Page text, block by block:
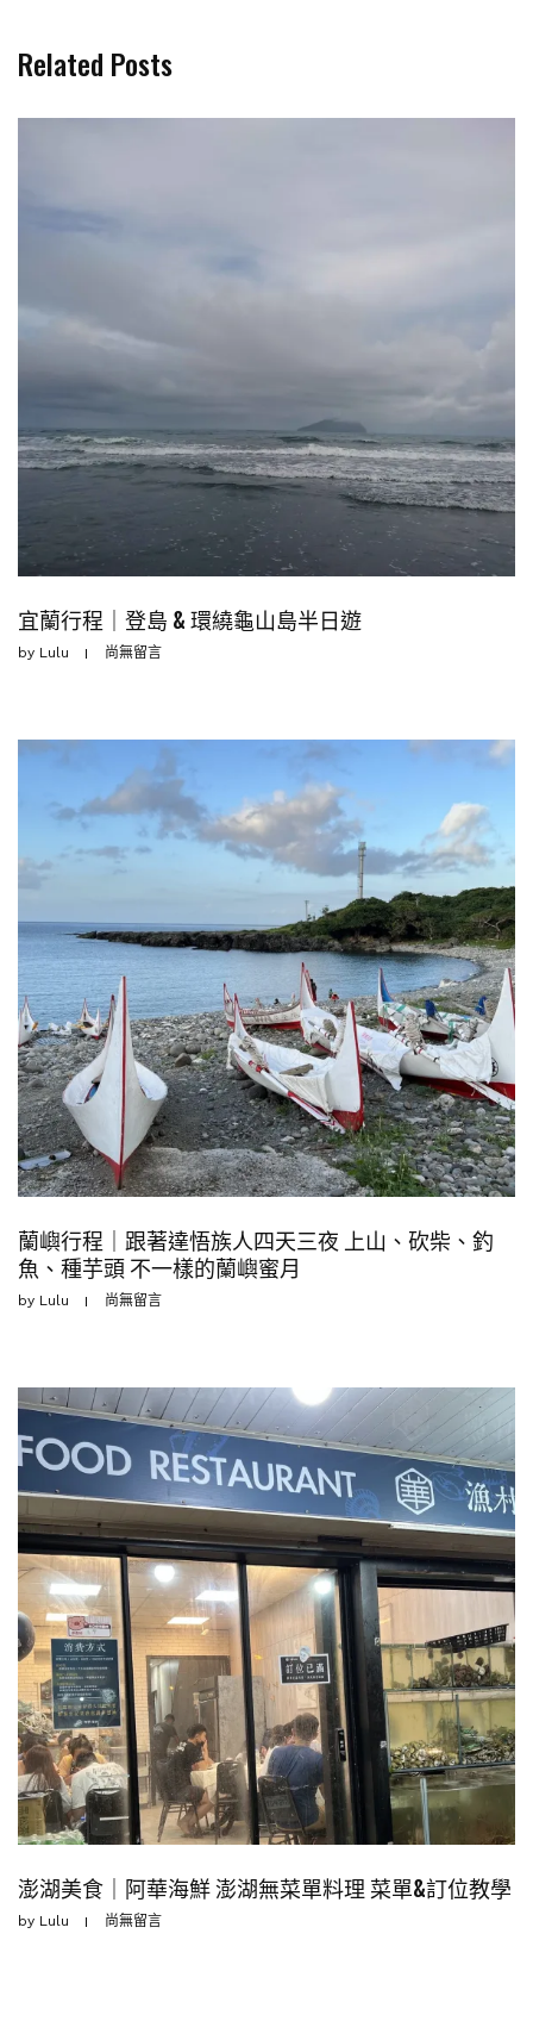
Related Posts
宜蘭行程｜登島 & 環繞龜山島半日遊
by Lulu 尚無留言
蘭嶼行程｜跟著達悟族人四天三夜 上山、砍柴、釣
魚、種芋頭 不一樣的蘭嶼蜜月
by Lulu 尚無留言
澎湖美食｜阿華海鮮 澎湖無菜單料理 菜單&訂位教學
by Lulu 尚無留言